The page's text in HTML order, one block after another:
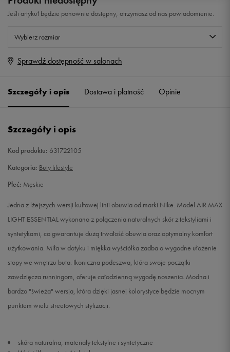
Jeśli artykuł będzie ponownie dostępny, otrzymasz od nas powiadomienie.
Wybierz rozmiar
Rozmiary EU
40,5 25,5 cm
42 26,5 cm Powiadom o dostępności
27 cm
Powiadom o dostępności
44 28 cm Powiadom o dostępności
45 29 cm Powiadom o dostępności
Sprawdź dostępność w salonach
Szczegóły i opis Dostawa i płatność Opinie
Szczegóły i opis
Kod produktu: 631722105
Kategoria: Buty lifestyle
Płeć: Męskie
Jedna z lżejszych wersji kultowej linii obuwia od marki Nike. Model AIR MAX
LIGHT ESSENTIAL wykonano z połączenia naturalnych skór z tekstyliami i
syntetykami, co gwarantuje dużą trwałość obuwia oraz optymalny komfort
użytkowania. Miła w dotyku i miękka wyściółka zadba o wygodne ułożenie
stopy we wnętrzu buta. Ikoniczna podeszwa, która swoje początki
zawdzięcza runningom, oferuje całodzienną wygodę noszenia. Modna i
bardzo "świeża" wersja, która dzięki jasnej kolorystyce będzie mocnym
punktem wielu streetowych stylizacji.
skóra naturalna, materiały tekstylne i syntetyczne